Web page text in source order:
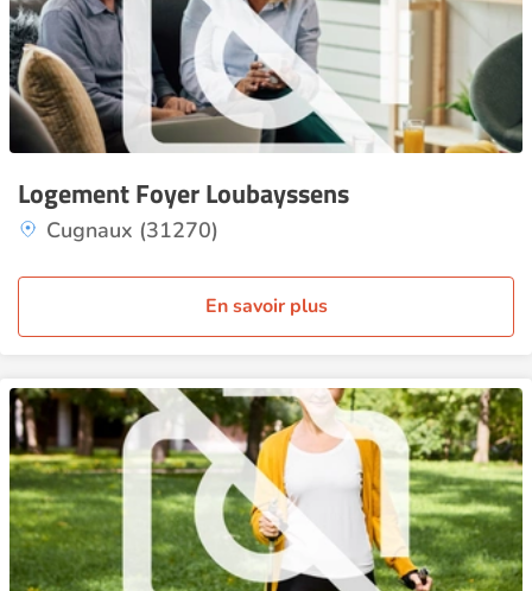
Logement Foyer Loubayssens
Cugnaux (31270)
En savoir plus